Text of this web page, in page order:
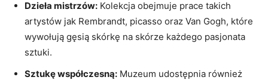
Dzieła mistrzów: Kolekcja obejmuje prace takich
artystów jak Rembrandt, picasso oraz Van Gogh, które
wywołują gęsią skórkę na skórze każdego pasjonata
sztuki.
Sztukę współczesną: Muzeum udostępnia również